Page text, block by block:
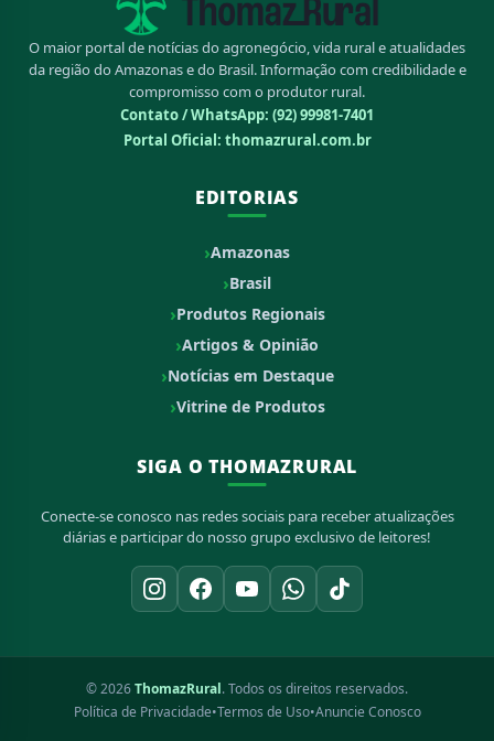
O maior portal de notícias do agronegócio, vida rural e atualidades
da região do Amazonas e do Brasil. Informação com credibilidade e
compromisso com o produtor rural.
Contato / WhatsApp: (92) 99981-7401
Portal Oficial: thomazrural.com.br
EDITORIAS
Amazonas
Brasil
Produtos Regionais
Artigos & Opinião
Notícias em Destaque
Vitrine de Produtos
SIGA O THOMAZRURAL
Conecte-se conosco nas redes sociais para receber atualizações
diárias e participar do nosso grupo exclusivo de leitores!
© 2026ThomazRural. Todos os direitos reservados.
Política de Privacidade•Termos de Uso•Anuncie Conosco